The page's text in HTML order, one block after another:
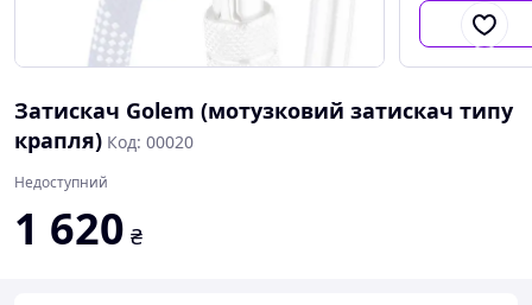
Затискач Golem (мотузковий затискач типу
крапля) Код: 00020
Недоступний
1 620 ₴